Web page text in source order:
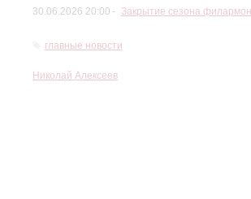
30.06.2026 20:00 Закрытие сезона
главные новости
Николай Алексеев